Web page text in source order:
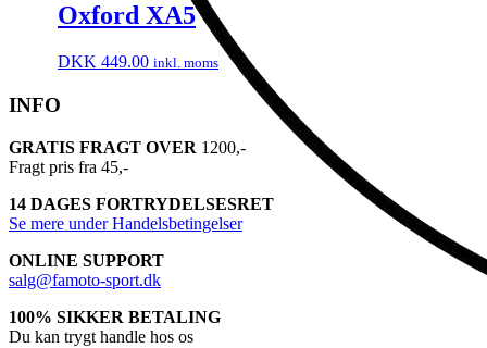
Oxford XA5
DKK 449.00 inkl. moms
INFO
GRATIS FRAGT OVER 1200,-
Fragt pris fra 45,-
14 DAGES FORTRYDELSESRET
Se mere under Handelsbetingelser
ONLINE SUPPORT
salg@famoto-sport.dk
100% SIKKER BETALING
Du kan trygt handle hos os